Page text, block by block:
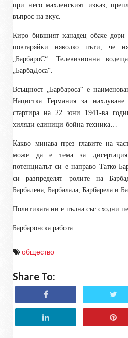
при него махленският изказ,
въпрос на вкус.
Киро бившият канадец обаче дори
повтаряйки няколко пъти, че
„БарбароС“. Телевизионна
„БарбаДоса“.
Всъщност „Барбароса“ е
Нацистка Германия за
стартира на 22 юни 1941-ва
хиляди единици бойна техника…
Какво минава през главите на
може да е тема за
потенциалът си е направо Татко
си разпределят ролите на
Барбалена, Барбалала, Барбарела и
Политиката ни е пълна със сходни
Барбаронска работа.
общество
Share To: